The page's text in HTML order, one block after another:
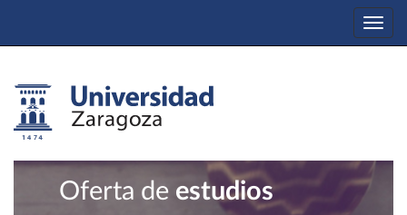
Oferta de estudios